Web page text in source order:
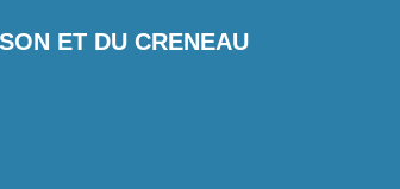
ET DU CRENEAU